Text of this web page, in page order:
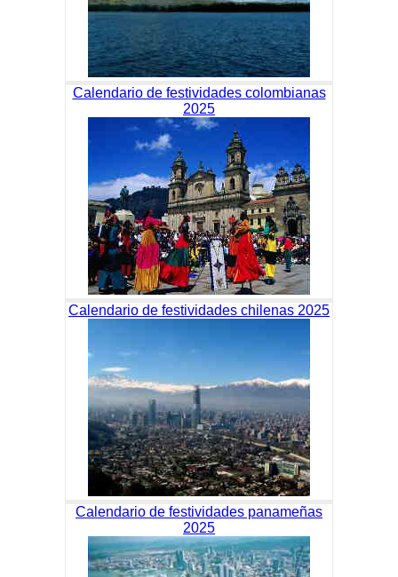
Calendario de festividades colombianas
2025
Calendario de festividades chilenas 2025
Calendario de festividades panameñas
2025